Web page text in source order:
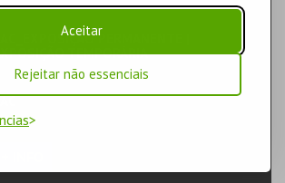
Aceitar
Rejeitar não essenciais
CAC_EXPOSIÇÃO PERMANENTE |
TEMPORÁRIA
TEATRO & ARTE | EXPOSIÇÃO